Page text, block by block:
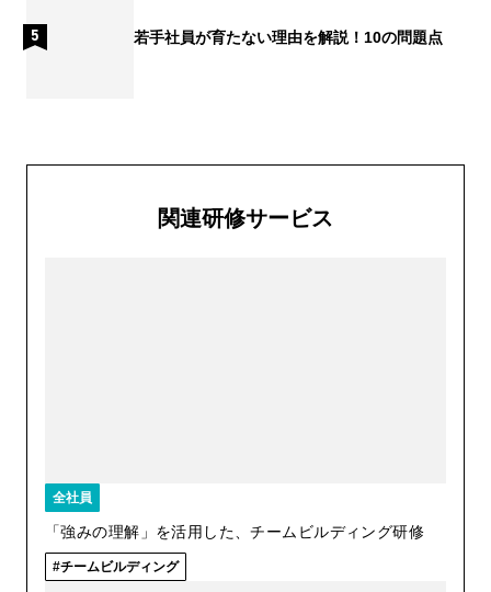
若手社員が育たない理由を解説！10の問題点
関連研修サービス
全社員
「強みの理解」を活用した、チームビルディング研修
チームビルディング